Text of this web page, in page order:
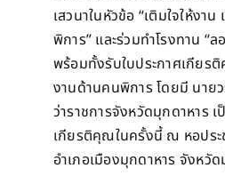
เสวนาในหัวข้อ “เติมใจให้งา
พิการ” และร่วมทำโรงทาน “
พร้อมทั้งรับใบประกาศเกีย
งานด้านคนพิการ โดยมี นา
ว่าราชการจังหวัดมุกดาหาร
เกียรติคุณในครั้งนี้ ณ​ หอปร
อำเภอเมืองมุกดาหาร จังหวั